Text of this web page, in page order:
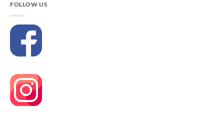
FOLLOW US